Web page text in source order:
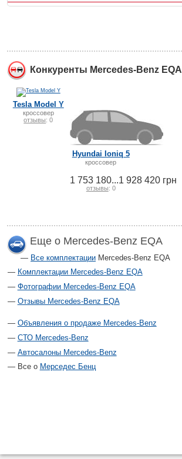
Конкуренты Mercedes-Benz EQA
Tesla Model Y
кроссовер
отзывы: 0
Hyundai Ioniq 5
кроссовер
1 753 180...1 928 420 грн
отзывы: 0
Еще о Mercedes-Benz EQA
Все комплектации Mercedes-Benz EQA
Комплектации Mercedes-Benz EQA
Фотографии Mercedes-Benz EQA
Отзывы Mercedes-Benz EQA
Объявления о продаже Mercedes-Benz
СТО Mercedes-Benz
Автосалоны Mercedes-Benz
Все о Мерседес Бенц